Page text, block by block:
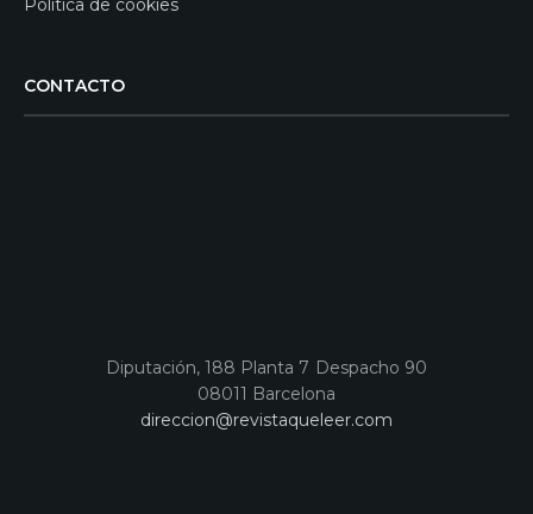
Política de cookies
CONTACTO
Diputación, 188 Planta 7 Despacho 90
08011 Barcelona
direccion@revistaqueleer.com